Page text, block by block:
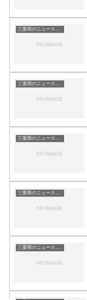
三重県のニュース一覧
三重県のニュース一覧
三重県のニュース一覧
三重県のニュース一覧
三重県のニュース一覧